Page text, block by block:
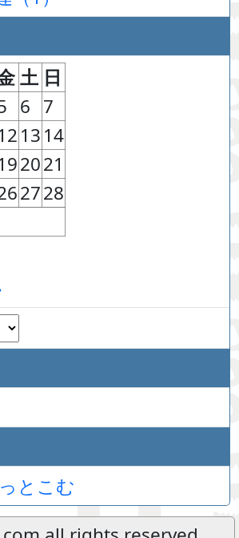
土 日
6 7
1314
2021
2728
とこむ